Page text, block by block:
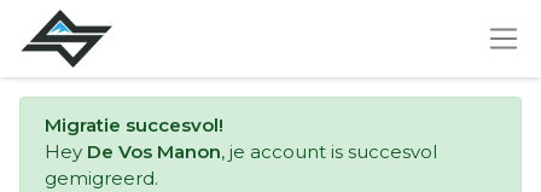
Migratie succesvol!
Hey De Vos Manon, je account is succesvol
gemigreerd.